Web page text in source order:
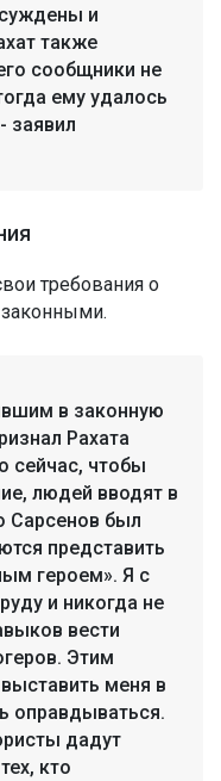
и
также
сообщники не
ему удалось
заявил
требования о
в законную
Рахата
сейчас, чтобы
людей вводят в
Сарсенов был
представить
героем». Я с
и никогда не
вести
Этим
меня в
оправдываться.
дадут
кто